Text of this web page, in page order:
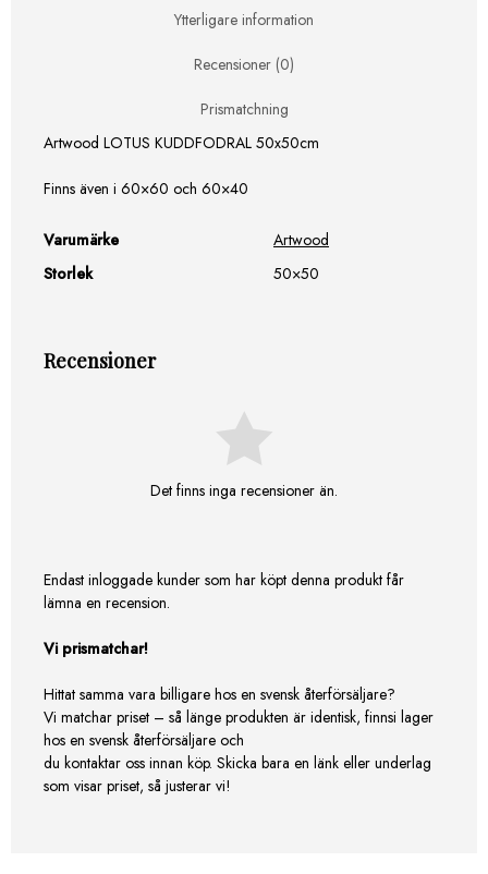
Ytterligare information
Recensioner (0)
Prismatchning
Artwood LOTUS KUDDFODRAL 50x50cm
Finns även i 60×60 och 60×40
Varumärke
Artwood
Storlek
50×50
Recensioner
Det finns inga recensioner än.
Endast inloggade kunder som har köpt denna produkt får
lämna en recension.
Vi prismatchar!
Hittat samma vara billigare hos en svensk återförsäljare?
Vi matchar priset – så länge produkten är identisk, finnsi lager
hos en svensk återförsäljare och
du kontaktar oss innan köp. Skicka bara en länk eller underlag
som visar priset, så justerar vi!